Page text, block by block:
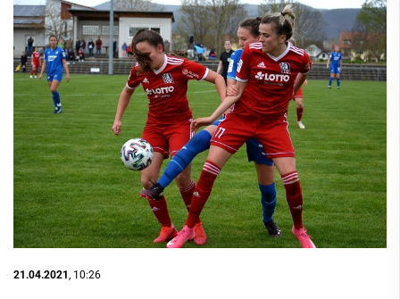
21.04.2021 , 10:26